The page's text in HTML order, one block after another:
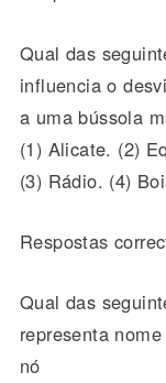
Qual das
influencia o
a uma bússola
(1) Alicate. (2)
(3) Rádio. (4)
Respostas
Qual das
representa
nó